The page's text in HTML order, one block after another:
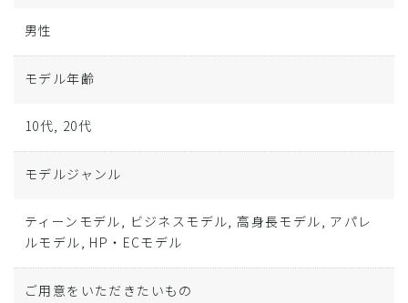
男性
モデル年齢
10代, 20代
モデルジャンル
ティーンモデル, ビジネスモデル, 高身長モデル, アパレ
ルモデル, HP・ECモデル
ご用意をいただきたいもの